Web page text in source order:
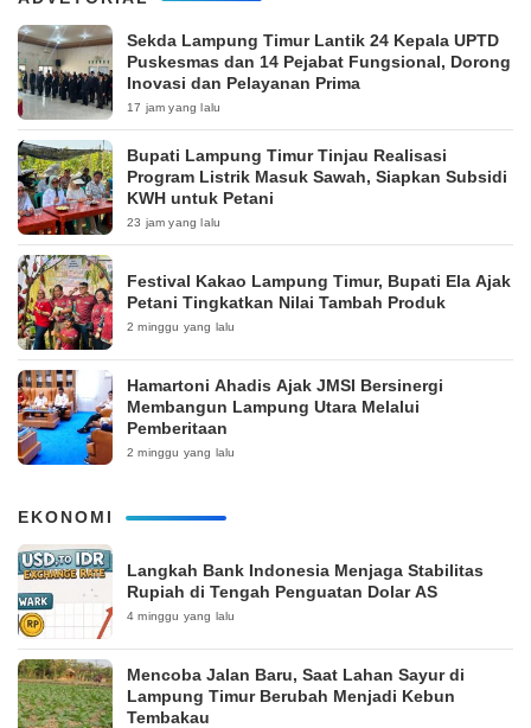
‎Sekda Lampung Timur Lantik 24 Kepala UPTD
Puskesmas dan 14 Pejabat Fungsional, Dorong
Inovasi dan Pelayanan Prima
17 jam yang lalu
Bupati Lampung Timur Tinjau Realisasi
Program Listrik Masuk Sawah, Siapkan Subsidi
KWH untuk Petani
23 jam yang lalu
‎Festival Kakao Lampung Timur, Bupati Ela Ajak
Petani Tingkatkan Nilai Tambah Produk
2 minggu yang lalu
Hamartoni Ahadis Ajak JMSI Bersinergi
Membangun Lampung Utara Melalui
Pemberitaan
2 minggu yang lalu
EKONOMI
Langkah Bank Indonesia Menjaga Stabilitas
Rupiah di Tengah Penguatan Dolar AS
4 minggu yang lalu
Mencoba Jalan Baru, Saat Lahan Sayur di
Lampung Timur Berubah Menjadi Kebun
Tembakau